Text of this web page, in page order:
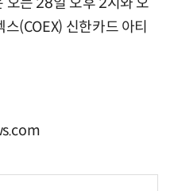
(COEX) 신한카드 아티